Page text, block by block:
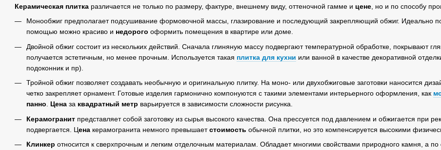
Керамическая плитка различается не только по размеру, фактуре, внешнему виду, оттеночной гамме и цене , но и по способу
Монообжиг предполагает подсушивание формовочной массы, глазирование и последующий закрепляющий обжиг. Идеально
помощью можно красиво и недорого оформить помещения в квартире или доме.
Двойной обжиг состоит из нескольких действий. Сначала глиняную массу подвергают температурной обработке, покрывают
получается эстетичным, но менее прочным. Используется такая плитка для кухни или ванной в качестве декоративной
подоконник и пр).
Тройной обжиг позволяет создавать необычную и оригинальную плитку. На моно- или двухобжиговые заготовки наносится
четко закрепляет орнамент. Готовые изделия гармонично компонуются с такими элементами интерьерного оформления, как
панно
Цена за квадратный метр варьируется в зависимости сложности рисунка.
Керамогранит представляет собой заготовку из сырья высокого качества. Она прессуется под давлением и обжигается при
подвергается. Цена керамогранита немного превышаетстоимость обычной плитки, но это компенсируется высокими
Клинкер относится к сверхпрочным и легким отделочным материалам. Обладает многими свойствами природного камня, а